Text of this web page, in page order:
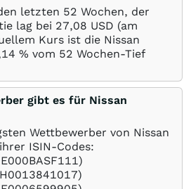
letzten 52 Wochen, der
lag bei 27,08 USD (am
Kurs ist die Nissan
% vom 52 Wochen-Tief
gibt es für Nissan
Wettbewerber von Nissan
ISIN-Codes: